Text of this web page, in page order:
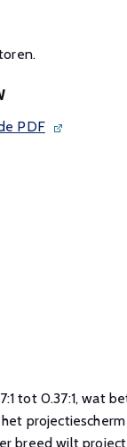
PDF
tot 0.37:1, wat
breed wilt